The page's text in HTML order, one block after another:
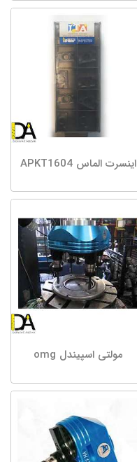
اینسرت الماس APKT1604
مولتی اسپیندل omg